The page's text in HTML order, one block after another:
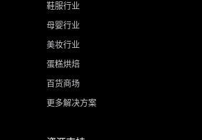
鞋服行业
母婴行业
美妆行业
蛋糕烘焙
百货商场
更多解决方案